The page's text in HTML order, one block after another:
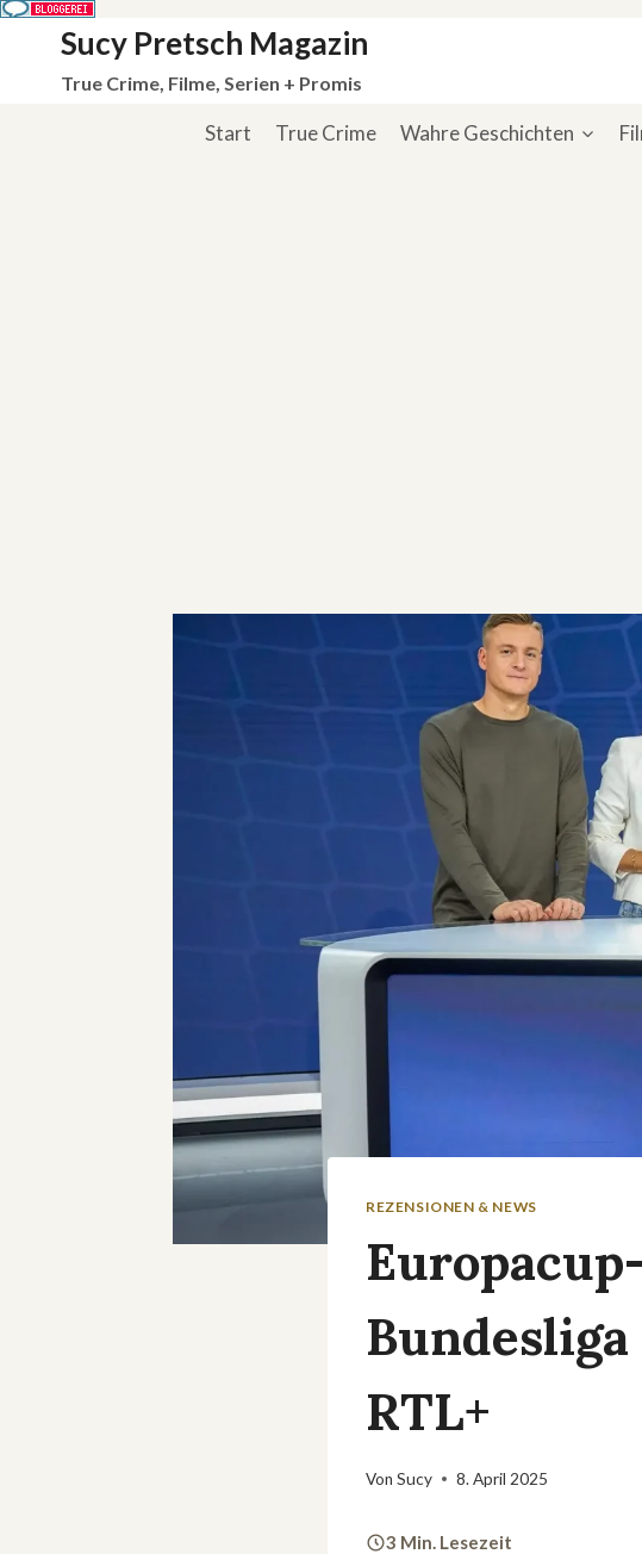
springen
Sucy Pretsch Magazin
True Crime, Filme, Serien + Promis
Start True Crime Wahre Geschichten
REZENSIONEN & NEWS
RTL+
Von Sucy 8. April 2025
3 Min. Lesezeit